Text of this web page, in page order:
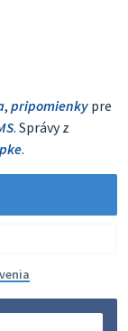
, pripomienky pre
. Správy z
.